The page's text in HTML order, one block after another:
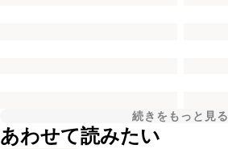
続きをもっと見る
あわせて読みたい